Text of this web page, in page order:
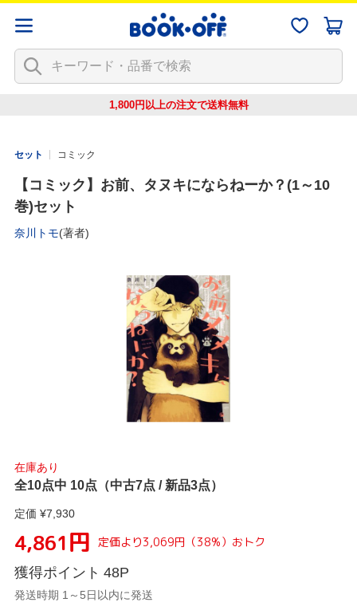
1,800円以上の注文で送料無料
セット コミック
【コミック】お前、タヌキにならねーか？(1～10
巻)セット
奈川トモ(著者)
在庫あり
全10点中 10点（中古7点 / 新品3点）
定価 ¥7,930
4,861円 定価より3,069円 （38%） おトク
獲得ポイント 48P
発送時期 1～5日以内に発送